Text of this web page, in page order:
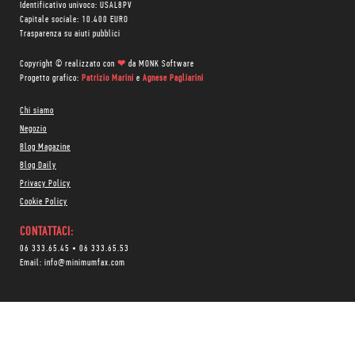
Identificativo univoco: USAL8PV
Capitale sociale: 10.400 EURO
Trasparenza su aiuti pubblici
Copyright © realizzato con ❤ da MONK Software
Progetto grafico: Patrizio Marini e Agnese Pagliarini
Chi siamo
Negozio
Blog Magazine
Blog Daily
Privacy Policy
Cookie Policy
CONTATTACI:
06 333.65.45 • 06 333.65.53
Email: info@minimumfax.com